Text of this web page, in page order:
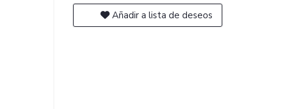
Añadir a lista de deseos